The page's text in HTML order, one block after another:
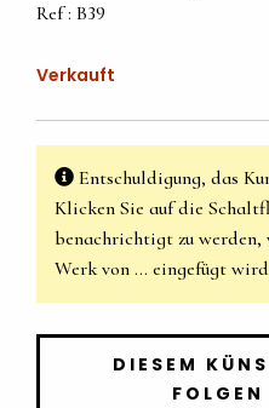
Ref : B39
Verkauft
Entschuldigung, das
Klicken Sie auf die
benachrichtigt zu werden,
Werk von … eingefügt
DIESEM
FOLGEN